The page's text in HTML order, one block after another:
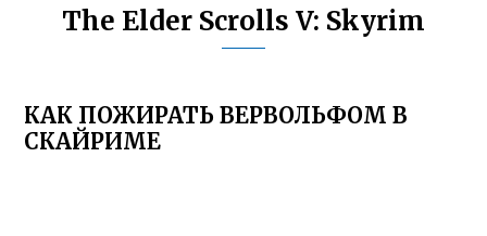
The Elder Scrolls V: Skyrim
КАК ПОЖИРАТЬ ВЕРВОЛЬФОМ В
СКАЙРИМЕ